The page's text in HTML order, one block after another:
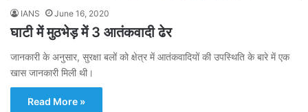
IANS June 16, 2020
घाटी में मुठभेड़ में 3 आतंकवादी ढेर
जानकारी के अनुसार, सुरक्षा बलों को क्षेत्र में आतंकवादियों की उपस्थिति के बारे में एक
खास जानकारी मिली थी।
Read More »